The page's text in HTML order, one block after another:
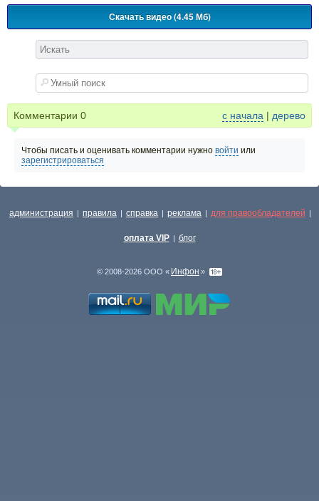
Скачать видео (4.45 Мб)
Комментарии 0 с начала | дерево
Чтобы писать и оценивать комментарии нужно войти или
зарегистрироваться
администрация | правила | справка | реклама | для правообладателей |
оплата VIP | блог
© 2008-2026 ООО « Инфон »